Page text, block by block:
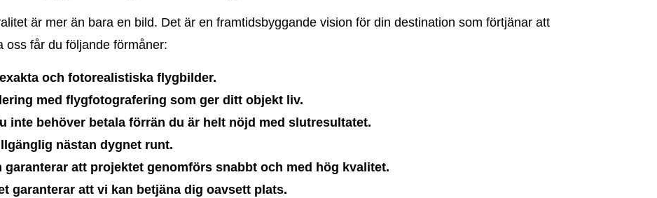
är mer än bara en bild. Det är en framtidsbyggande vision för din destination som förtjänar att
oss får du följande förmåner:
och fotorealistiska flygbilder.
med flygfotografering som ger ditt objekt liv.
inte behöver betala förrän du är helt nöjd med slutresultatet.
nästan dygnet runt.
att projektet genomförs snabbt och med hög kvalitet.
garanterar att vi kan betjäna dig oavsett plats.